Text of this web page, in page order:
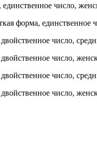
единственное число,
форма, единственное
число,
число,
число,
число,